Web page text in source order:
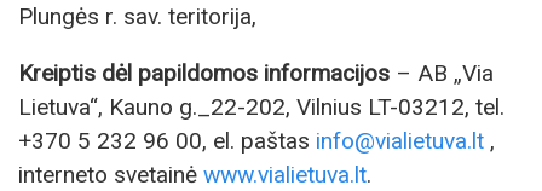
Plungės r. sav. teritorija,
Kreiptis dėl papildomos informacijos – AB „Via
Lietuva“, Kauno g._22-202, Vilnius LT-03212, tel.
+370 5 232 96 00, el. paštas info@vialietuva.lt ,
interneto svetainė www.vialietuva.lt.